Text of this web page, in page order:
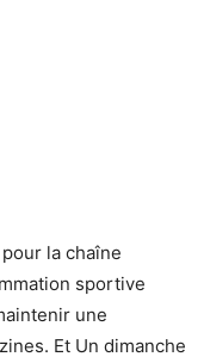
la chaîne
sportive
une
Et Un dimanche